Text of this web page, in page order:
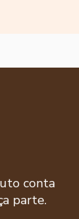
conta
parte.